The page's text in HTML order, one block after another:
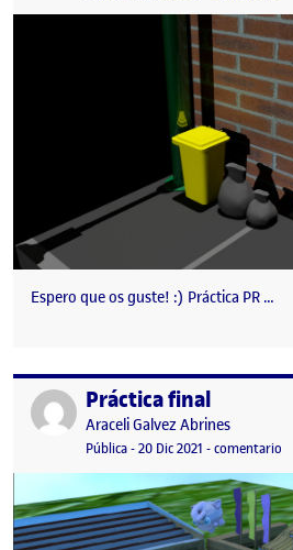
Espero que os guste! :) Práctica PR …
Publicado porPráctica final
Publicado por
Araceli Galvez Abrines
Visibilidad:
Pública-Fecha de publicación
20 Dic 2021 -comentario